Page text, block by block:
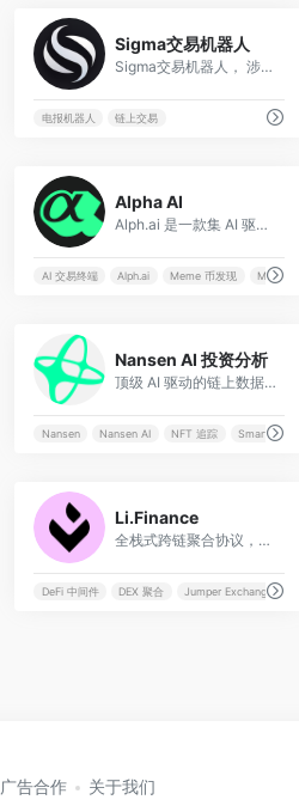
Sigma交易机器人
Sigma交易机器人， 涉及到多...
电报机器人 链上交易
USDT 卡
Alpha AI
Alph.ai 是一款集 AI 驱动的 Meme 币发现、实时“聪明钱”追踪与极速交易于一体的 Solana 全能交易终端。
AI 交易终端 Alph.ai Meme 币发现 MPC 钱
Nansen AI 投资分析
顶级 AI 驱动的链上数据分析平台，以 5 亿+ 钱包标签深度追踪“聪明钱（Smart Money）”动态。
Nansen Nansen AI NFT 追踪 Smart Money
Li.Finance
全栈式跨链聚合协议，通过集成桥接器、DEX 和 DEX 聚合器，为 DApp 和开发者提供一键式跨链流动性与资产交换方案。
DeFi 中间件 DEX 聚合 Jumper Exchange
广告合作 关于我们